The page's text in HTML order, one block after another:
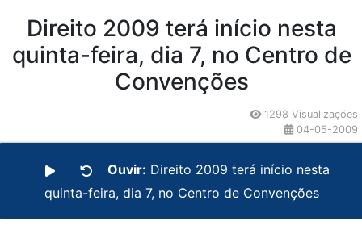
da Notícia
Direito 2009 terá início nesta
quinta-feira, dia 7, no Centro de
Convenções
1298 Visualizações
04-05-2009
Ouvir: Direito 2009 terá início nesta
quinta-feira, dia 7, no Centro de Convenções